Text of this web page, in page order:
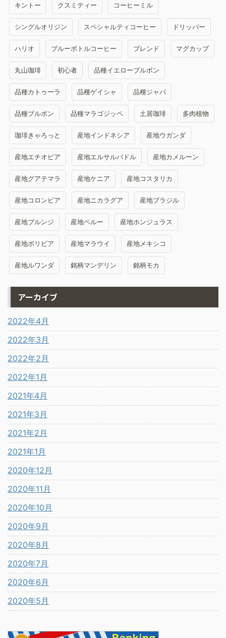
キントー クスミティー コーヒーミル
シングルオリジン スペシャルティコーヒー ドリッパー
ハリオ ブルーボトルコーヒー ブレンド マグカップ
丸山珈琲 初心者 品種イエローブルボン
品種カトゥーラ 品種ゲイシャ 品種ジャバ
品種ブルボン 品種マラゴジッペ 土居珈琲 多肉植物
珈琲きゃろっと 産地インドネシア 産地ウガンダ
産地エチオピア 産地エルサルバドル 産地カメルーン
産地グアテマラ 産地ケニア 産地コスタリカ
産地コロンビア 産地ニカラグア 産地ブラジル
産地ブルンジ 産地ペルー 産地ホンジュラス
産地ボリビア 産地マラウイ 産地メキシコ
産地ルワンダ 銘柄マンデリン 銘柄モカ
アーカイブ
2022年4月
2022年3月
2022年2月
2022年1月
2021年4月
2021年3月
2021年2月
2021年1月
2020年12月
2020年11月
2020年10月
2020年9月
2020年8月
2020年7月
2020年6月
2020年5月